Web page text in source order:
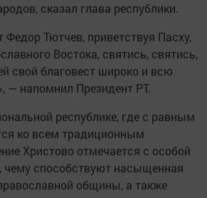
сказал глава республики.
Тютчев, приветствуя Пасху,
Востока, святись, святись,
свой благовест широко и всю
— напомнил Президент РТ.
республике, где с равным
ко всем традиционным
Христово отмечается с особой
чему способствуют насыщенная
общины, а также